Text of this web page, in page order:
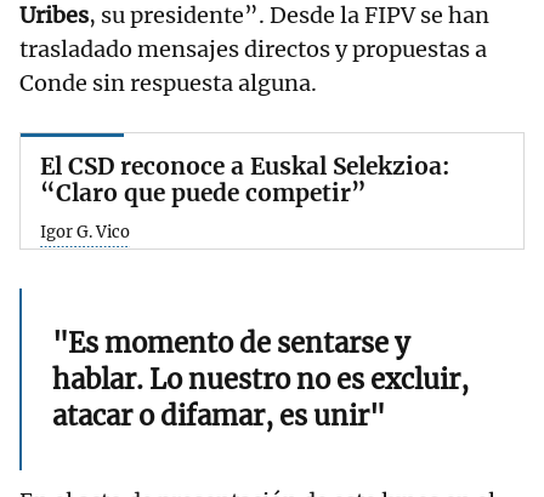
Uribes, su presidente”. Desde la FIPV se han
trasladado mensajes directos y propuestas a
Conde sin respuesta alguna.
El CSD reconoce a Euskal Selekzioa:
“Claro que puede competir”
Igor G. Vico
"Es momento de sentarse y
hablar. Lo nuestro no es excluir,
atacar o difamar, es unir"